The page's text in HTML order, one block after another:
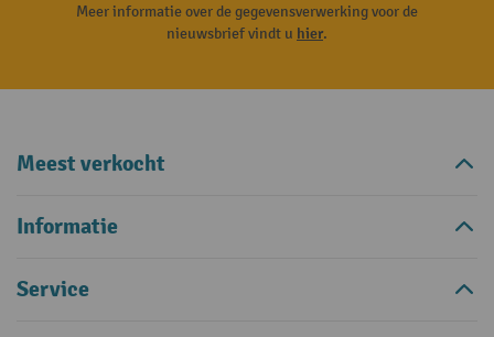
Meer informatie over de gegevensverwerking voor de
nieuwsbrief vindt u hier.
Meest verkocht
Informatie
Service